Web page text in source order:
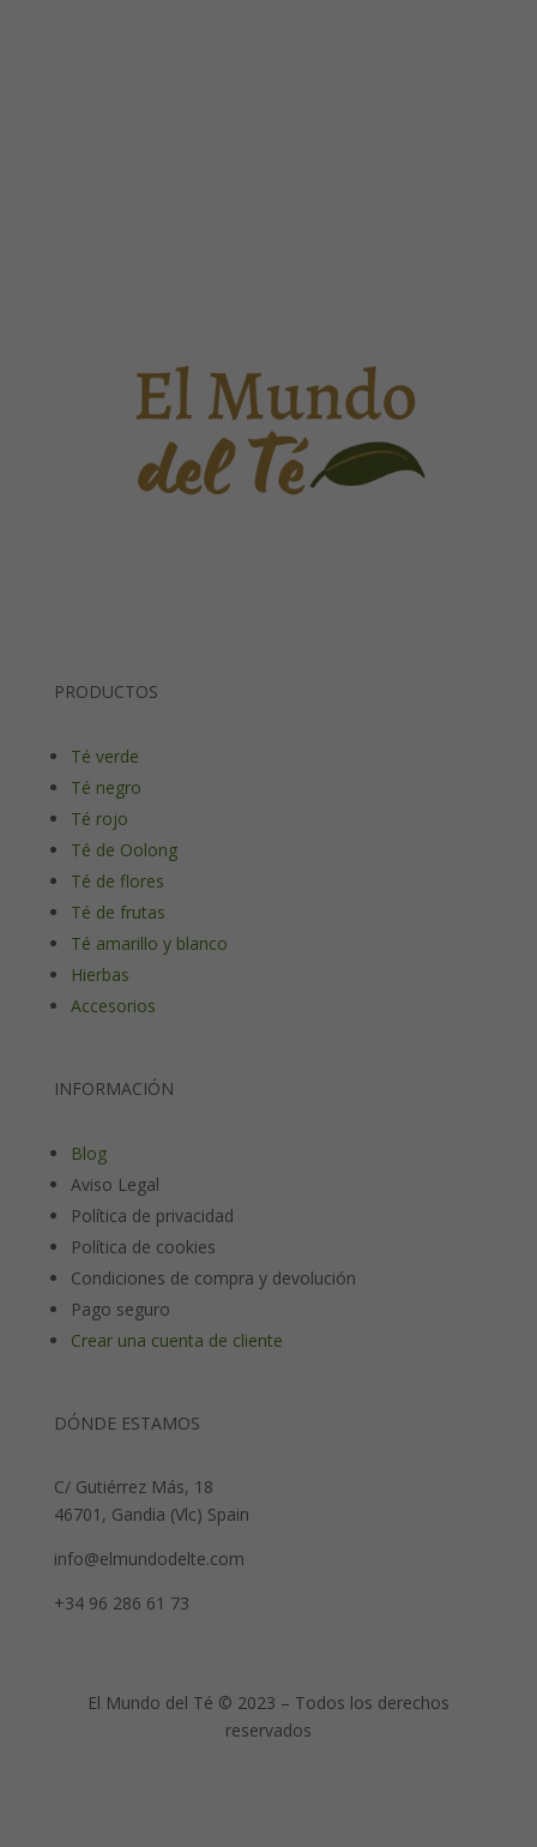
PRODUCTOS
Té verde
Té negro
Té rojo
Té de Oolong
Té de flores
Té de frutas
Té amarillo y blanco
Hierbas
Accesorios
INFORMACIÓN
Blog
Aviso Legal
Política de privacidad
Política de cookies
Condiciones de compra y devolución
Pago seguro
Crear una cuenta de cliente
DÓNDE ESTAMOS
C/ Gutiérrez Más, 18
46701, Gandia (Vlc) Spain
info@elmundodelte.com
+34 96 286 61 73
El Mundo del Té © 2023 – Todos los derechos
reservados